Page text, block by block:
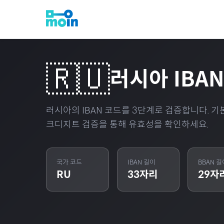
🇷🇺러시아
러시아의 IBAN 코드를 3단계로 검증합니다.
크디지트 검증을 통해 유효성을 확인하세요.
국가 코드
RU
IBAN 길이
33자리
BBAN 길
29자